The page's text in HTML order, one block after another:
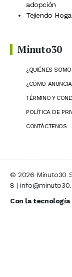
adopción
Tejiendo
Minuto30
¿QUIÉNES
¿CÓMO
TÉRMINO Y
POLÍTICA DE
CONTÁCTENOS
© 2026 Minuto30
8 |
Con la tecnología